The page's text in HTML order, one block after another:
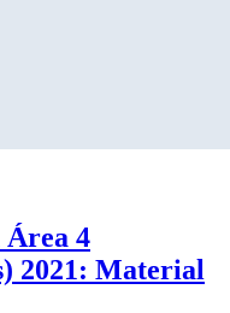
4
2021: Material